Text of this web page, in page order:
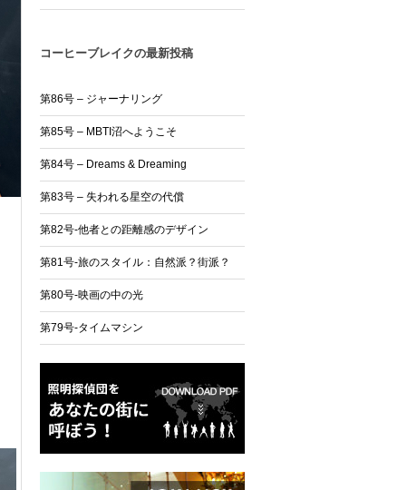
コーヒーブレイクの最新投稿
第86号 – ジャーナリング
第85号 – MBTI沼へようこそ
第84号 – Dreams & Dreaming
第83号 – 失われる星空の代償
第82号-他者との距離感のデザイン
第81号-旅のスタイル：自然派？街派？
第80号-映画の中の光
第79号-タイムマシン